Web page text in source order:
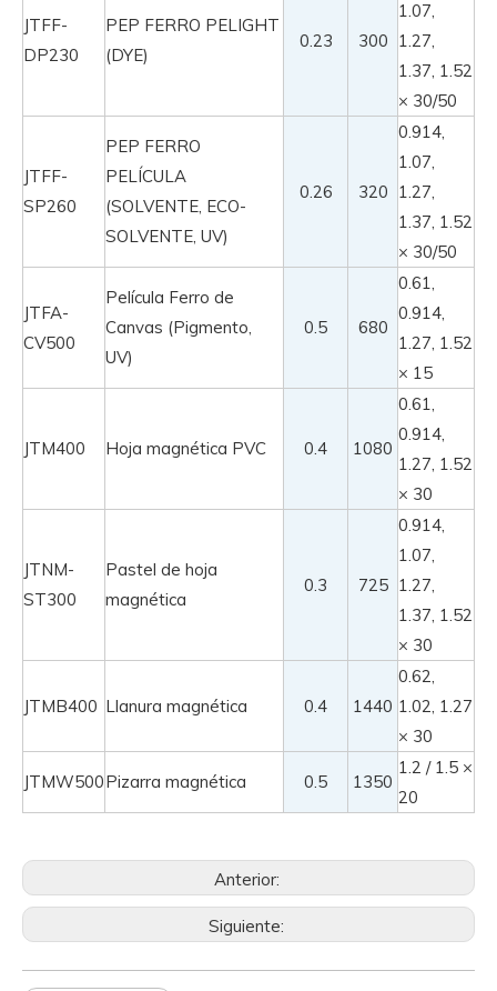
JTFF-
DP230
PEP FERRO PELIGHT
(DYE)
0.23 300
1.07,
1.27,
1.37, 1.52
× 30/50
JTFF-
SP260
PEP FERRO
PELÍCULA
(SOLVENTE, ECO-
SOLVENTE, UV)
0.26 320
0.914,
1.07,
1.27,
1.37, 1.52
× 30/50
JTFA-
CV500
Película Ferro de
Canvas (Pigmento,
UV)
0.5 680
0.61,
0.914,
1.27, 1.52
× 15
JTM400 Hoja magnética PVC 0.4 1080
0.61,
0.914,
1.27, 1.52
× 30
JTNM-
ST300
Pastel de hoja
magnética
0.3 725
0.914,
1.07,
1.27,
1.37, 1.52
× 30
JTMB400 Llanura magnética 0.4 1440
0.62,
1.02, 1.27
× 30
JTMW500Pizarra magnética 0.5 1350
1.2 / 1.5 ×
20
Anterior:
Siguiente: